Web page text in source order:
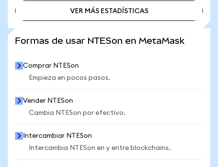
VER MÁS ESTADÍSTICAS
Formas de usar NTESon en MetaMask
Comprar NTESon
Empieza en pocos pasos.
Vender NTESon
Cambia NTESon por efectivo.
Intercambiar NTESon
Intercambia NTESon en y entre blockchains.